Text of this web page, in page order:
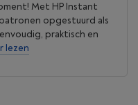
Met HP Instant
opgestuurd als
praktisch en
lezen